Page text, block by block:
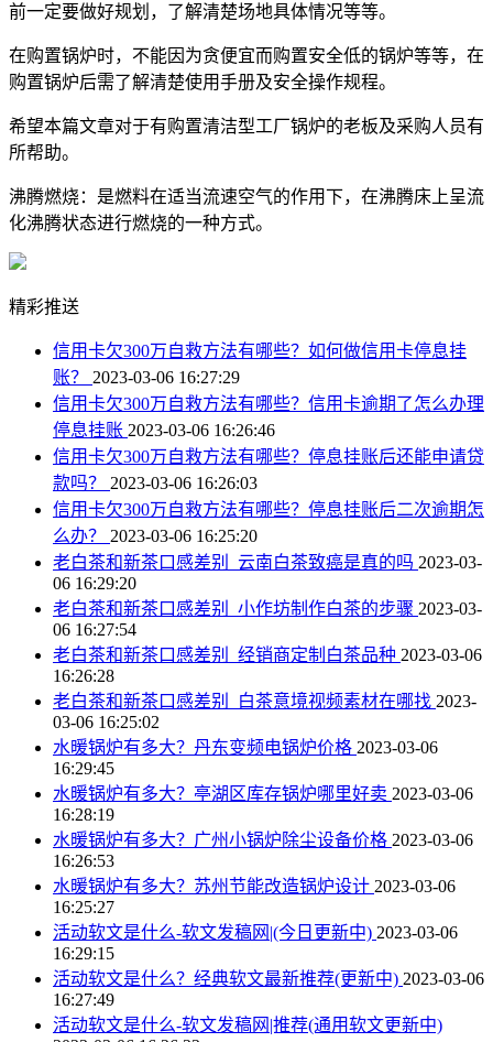
前一定要做好规划，了解清楚场地具体情况等等。
在购置锅炉时，不能因为贪便宜而购置安全低的锅炉等等，在
购置锅炉后需了解清楚使用手册及安全操作规程。
希望本篇文章对于有购置清洁型工厂锅炉的老板及采购人员有
所帮助。
沸腾燃烧：是燃料在适当流速空气的作用下，在沸腾床上呈流
化沸腾状态进行燃烧的一种方式。
精彩推送
信用卡欠300万自救方法有哪些？如何做信用卡停息挂
账？ 2023-03-06 16:27:29
信用卡欠300万自救方法有哪些？信用卡逾期了怎么办理
停息挂账 2023-03-06 16:26:46
信用卡欠300万自救方法有哪些？停息挂账后还能申请贷
款吗？ 2023-03-06 16:26:03
信用卡欠300万自救方法有哪些？停息挂账后二次逾期怎
么办？ 2023-03-06 16:25:20
老白茶和新茶口感差别_云南白茶致癌是真的吗 2023-03-
06 16:29:20
老白茶和新茶口感差别_小作坊制作白茶的步骤 2023-03-
06 16:27:54
老白茶和新茶口感差别_经销商定制白茶品种 2023-03-06
16:26:28
老白茶和新茶口感差别_白茶意境视频素材在哪找 2023-
03-06 16:25:02
水暖锅炉有多大？丹东变频电锅炉价格 2023-03-06
16:29:45
水暖锅炉有多大？亭湖区库存锅炉哪里好卖 2023-03-06
16:28:19
水暖锅炉有多大？广州小锅炉除尘设备价格 2023-03-06
16:26:53
水暖锅炉有多大？苏州节能改造锅炉设计 2023-03-06
16:25:27
活动软文是什么-软文发稿网|(今日更新中) 2023-03-06
16:29:15
活动软文是什么？经典软文最新推荐(更新中) 2023-03-06
16:27:49
活动软文是什么-软文发稿网|推荐(通用软文更新中)